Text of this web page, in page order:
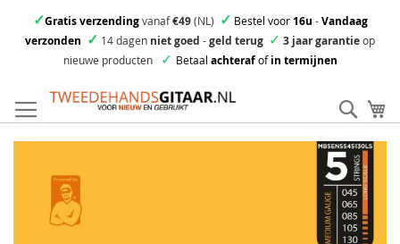
✓Gratis verzendingvanaf€49(NL) ✓ Bestel voor16u -Vandaag
verzonden ✓ 14 dagen niet goed -geld terug ✓ 3 jaar garantieop
nieuwe producten
✓ Betaal achterafofin termijnen
direct
door
naar
inhoud